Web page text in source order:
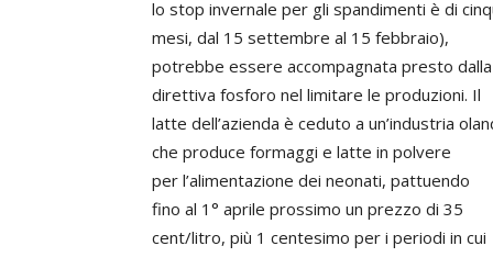
lo stop invernale per gli spandimenti è di
mesi, dal 15 settembre al 15 febbraio),
potrebbe essere accompagnata presto dalla
direttiva fosforo nel limitare le produzioni. Il
latte dell’azienda è ceduto a un’industria
che produce formaggi e latte in polvere
per l’alimentazione dei neonati, pattuendo
fino al 1° aprile prossimo un prezzo di 35
cent/litro, più 1 centesimo per i periodi in cui